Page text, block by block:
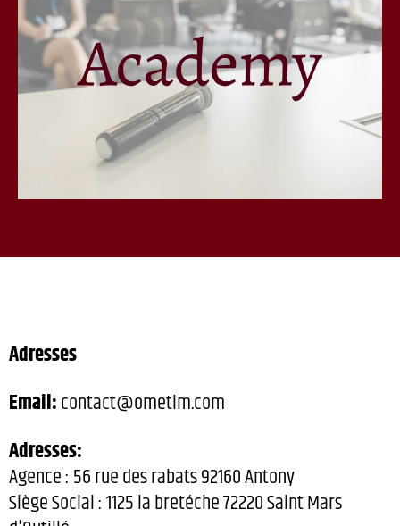
Adresses
Email:contact@ometim.com
Adresses:
Agence : 56 rue des rabats 92160 Antony
Siège Social : 1125 la bretéche 72220 Saint Mars